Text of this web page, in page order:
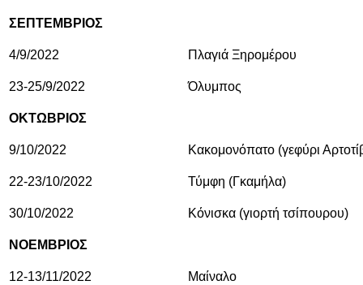
ΣΕΠΤΕΜΒΡΙΟΣ
4/9/2022 Πλαγιά Ξηρομέρου
23-25/9/2022 Όλυμπος
ΟΚΤΩΒΡΙΟΣ
9/10/2022 Κακομονόπατο (γεφύρι
22-23/10/2022 Τύμφη (Γκαμήλα)
30/10/2022 Κόνισκα (γιορτή τσίπουρου)
ΝΟΕΜΒΡΙΟΣ
12-13/11/2022 Μαίναλο